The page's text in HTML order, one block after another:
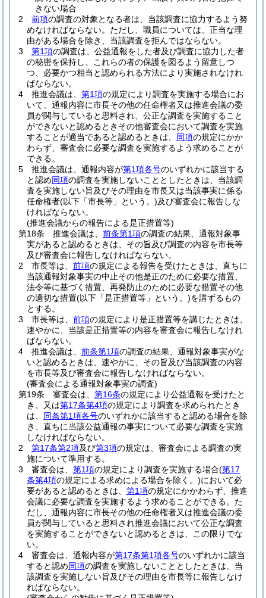
きない場合
2
前項の調査の対象となる者は、当該調査に協力するよう努
めなければならない。 ただし、職員については、正当な理
由がある場合を除き、当該調査を拒んではならない。
3
第1項の調査は、公益通報をした者及び調査に協力した者
の秘密を保持し、これらの者の保護を図るよう留意しつ
つ、必要かつ相当と認められる方法により実施されなけれ
ばならない。
4
推進会議は、 第1項の規定により調査を実施する場合にお
いて、通報内容に市長その他の任命権者又は推進会議の委
員が関与していると思料され、公正な調査を実施すること
ができないと認めるときその他審査会において調査を実施
することが適当であると認めるときは、 同項の規定にかか
わらず、審査会に必要な調査を実施するよう求めることが
できる。
5
推進会議は、通報内容が第1項各号のいずれかに該当する
と認め同項の調査を実施しないこととしたときは、当該調
査を実施しない旨及びその理由を市長又は当該事実に係る
任命権者(以下「市長等」という。)及び審査会に報告しな
ければならない。
(推進会議からの報告による是正措置等)
第18条
推進会議は、 前条第1項の調査の結果、通報対象事
実があると認めるときは、その旨及び調査の内容を市長等
及び審査会に報告しなければならない。
2
市長等は、 前項の規定による報告を受けたときは、直ちに
当該通報対象事実の中止その他是正のために必要な措置、
法令等に基づく措置、再発防止のために必要な措置その他
の適切な措置(以下「是正措置等」という。)を講ずるもの
とする。
3
市長等は、 前項の規定により是正措置等を講じたときは、
速やかに、当該是正措置等の内容を審査会に報告しなけれ
ばならない。
4
推進会議は、 前条第1項の調査の結果、通報対象事実がな
いと認めるときは、速やかに、その旨及び当該調査の内容
を市長等及び審査会に報告しなければならない。
(審査会による通報対象事実の調査)
第19条
審査会は、 第16条の規定により公益通報を受けたと
き、又は第17条第4項の規定により調査を求められたとき
は、 同条第1項各号のいずれかに該当すると認める場合を除
き、直ちに当該公益通報の事実について必要な調査を実施
しなければならない。
2
第17条第2項及び第3項の規定は、審査会による調査の実
施について準用する。
3
審査会は、 第1項の規定により調査を実施する場合(第17
条第4項の規定による求めによる場合を除く。)において必
要があると認めるときは、 第1項の規定にかかわらず、推進
会議に必要な調査を実施するよう求めることができる。 た
だし、通報内容に市長その他の任命権者又は推進会議の委
員が関与していると思料され推進会議において公正な調査
を実施することができないと認めるときは、この限りでな
い。
4
審査会は、通報内容が第17条第1項各号のいずれかに該当
すると認め同項の調査を実施しないこととしたときは、当
該調査を実施しない旨及びその理由を市長等に報告しなけ
ればならない。